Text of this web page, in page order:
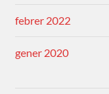
febrer 2022
gener 2020